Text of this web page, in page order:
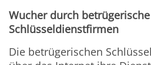
Wucher durch betrügerische
Schlüsseldienstfirmen
Die betrügerischen